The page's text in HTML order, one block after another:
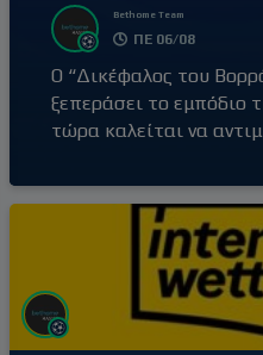
Bethome Team
ΠΕ 06/08
Ο “Δικέφαλος του
ξεπεράσει το εμπόδιο
τώρα καλείται να
Προβλέπεις την
ΠΑΟΚ και μέσω του
ανταμοιβής! Με
Κωνσταντέλια ο
έδωσε την νίκη-